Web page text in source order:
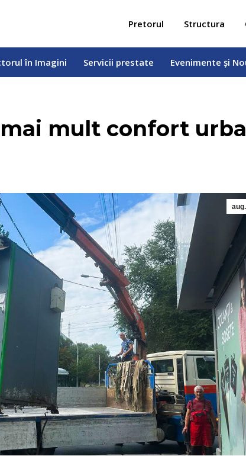
Pretorul Structura
în Imagini Servicii prestate Evenimente și
mult confort
aug.
Servicii prestate Evenimente și